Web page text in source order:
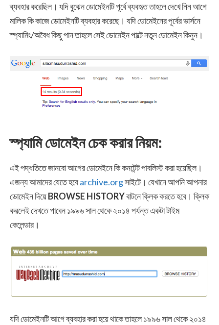
ব্যবহার করেছিল। যদি বুঝেন ডোমেইনটি পূর্বে ব্যবহৃত তাহলে দেখে নিন আগে
মালিক কি কাজে ডোমেইনটি ব্যবহার করেছে। যদি ডোমেইনের পূর্বের ভার্সনে
স্প্যামিং/অবৈধ কিছু পান তাহলে সেই ডোমেইন পাল্টে নতুন ডোমেইন কিনুন।
স্প্যামি ডোমেইন চেক করার নিয়ম:
এই পদ্ধতিতে জানবো আগের ডোমেইনে কি কনটেন্ট পাবলিস্ট করা হয়েছিল।
এজন্য আমাদের যেতে হবেarchive.orgসাইটে। যেখানে আপনি আপনার
ডোমেইন দিয়েBROWSE HISTORYবাটনে ক্লিক করতে হবে। ক্লিক
করলেই দেখতে পাবেন ১৯৯৬ সাল থেকে ২০১৪ পর্যন্ত একটা টাইম
কেলেন্ডার।
যদি ডোমেইনটি আগে ব্যবহার করা হয়ে থাকে তাহলে ১৯৯৬ সাল থেকে ২০১৪